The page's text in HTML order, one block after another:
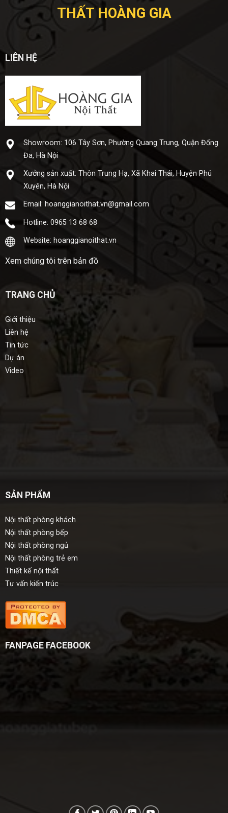
THẤT HOÀNG GIA
LIÊN HỆ
Showroom: 106 Tây Sơn, Phường Quang Trung, Quận Đống
Đa, Hà Nội
Xưở​ng sả​n xuấ​t: Thôn Trung Hạ, Xã Khai Thái, Huyện Phú
Xuyên, Hà Nội
Email: hoanggianoithat.vn@gmail.com
Hotline: 0965 13 68 68
Website: hoanggianoithat.vn
Xem chúng tôi trên bản đồ
TRANG CHỦ
Giới thiệu
Liên hệ
Tin tức
Dự án
Video
SẢN PHẨM
Nội thất phòng khách
Nội thất phòng bếp
Nội thất phòng ngủ
Nội thất phòng trẻ em
Thiết kế nội thất
Tư vấn kiến trúc
FANPAGE FACEBOOK